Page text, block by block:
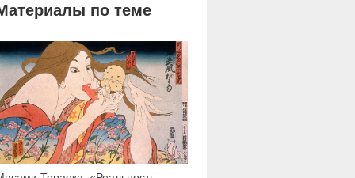
по теме
19 229